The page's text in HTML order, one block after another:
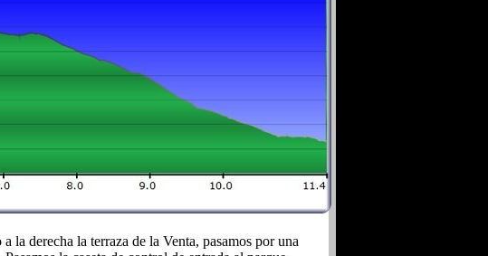
la derecha la terraza de la Venta, pasamos por una